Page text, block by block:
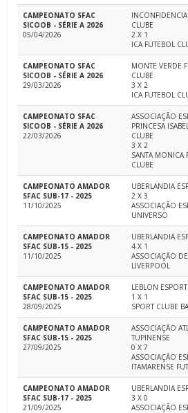
CAMPEONATO SFAC
SICOOB - SÉRIE A 2026
05/04/2026
INCONFIDENCIA
CLUBE
2 X 1
ICA FUTEBOL
CAMPEONATO SFAC
SICOOB - SÉRIE A 2026
29/03/2026
MONTE VERDE
CLUBE
3 X 2
ICA FUTEBOL
CAMPEONATO SFAC
SICOOB - SÉRIE A 2026
22/03/2026
ASSOCIAÇÃO
PRINCESA
CLUBE
3 X 2
SANTA MONICA
CLUBE
CAMPEONATO AMADOR
SFAC SUB-17 - 2025
11/10/2025
UBERLANDIA
2 X 3
ASSOCIAÇÃO
UNIVERSO
CAMPEONATO AMADOR
SFAC SUB-15 - 2025
11/10/2025
UBERLANDIA
4 X 1
ASSOCIAÇÃO
LIVERPOOL
CAMPEONATO AMADOR
SFAC SUB-15 - 2025
28/09/2025
LEBLON
1 X 1
SPORT CLUBE
CAMPEONATO AMADOR
SFAC SUB-15 - 2025
27/09/2025
ASSOCIAÇÃO
TUPINENSE
0 X 7
ASSOCIAÇÃO
ITAMARENSE
CAMPEONATO AMADOR
SFAC SUB-17 - 2025
21/09/2025
UBERLANDIA
3 X 0
ASSOCIAÇÃO